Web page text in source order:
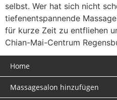
selbst. Wer hat sich nicht
tiefenentspannende
für kurze Zeit zu entfliehen
Chian-Mai-Centrum
Home
Massagesalon hinzufügen